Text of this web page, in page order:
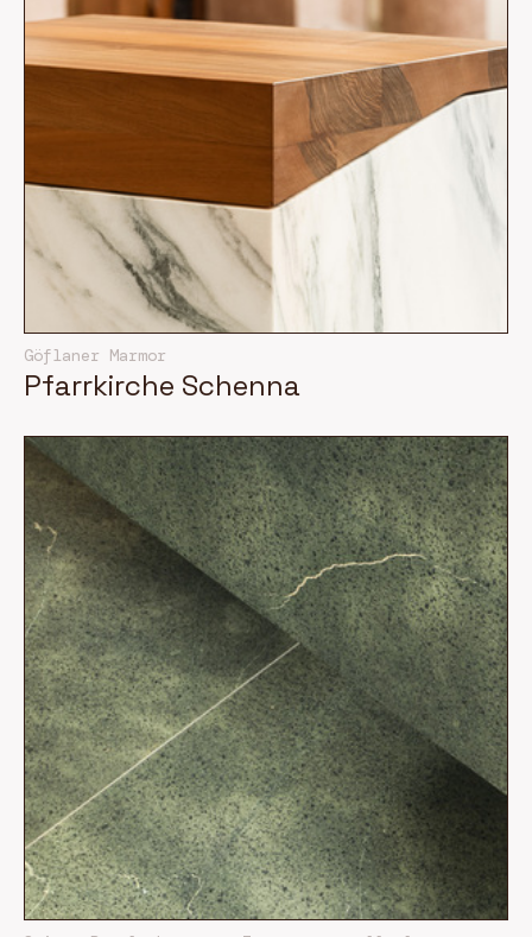
Göflaner Marmor
Pfarrkirche Schenna